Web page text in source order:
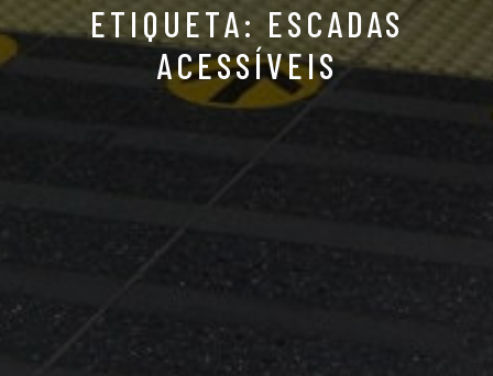
ETIQUETA: ESCADAS
ACESSÍVEIS